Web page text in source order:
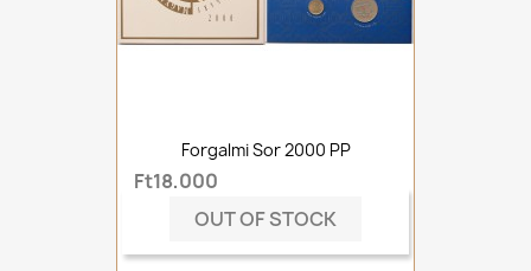
Forgalmi Sor 2000 PP
Ft18,000
OUT OF STOCK